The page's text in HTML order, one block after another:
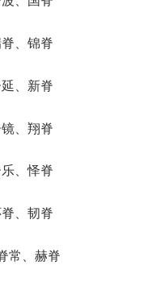
、锦脊
、新脊
、翔脊
、怿脊
、韧脊
常、赫脊